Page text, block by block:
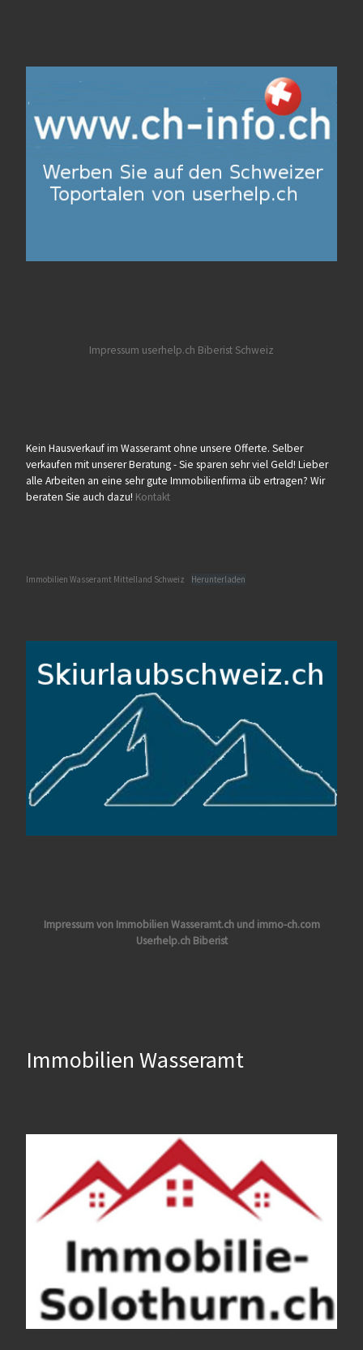
Impressum userhelp.ch Biberist Schweiz
Kein Hausverkauf im Wasseramt ohne unsere Offerte. Selber
verkaufen mit unserer Beratung - Sie sparen sehr viel Geld! Lieber
alle Arbeiten an eine sehr gute Immobilienfirma üb ertragen? Wir
beraten Sie auch dazu! Kontakt
Immobilien Wasseramt Mittelland Schweiz Herunterladen
Impressum von Immobilien Wasseramt.ch und immo-ch.com
Userhelp.ch Biberist
Immobilien Wasseramt